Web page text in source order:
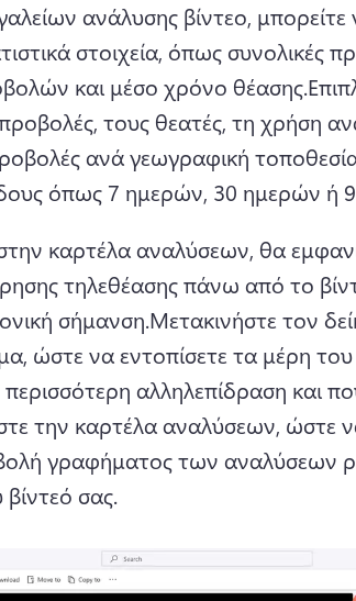
ανάλυσης βίντεο, μπορείτε
στοιχεία, όπως συνολικές
και μέσο χρόνο θέασης.
προβολές, τους θεατές, τη χρήση
ανά γεωγραφική
όπως 7 ημερών, 30 ημερών ή
καρτέλα αναλύσεων, θα
τηλεθέασης πάνω από το
σήμανση.Μετακινήστε τον
ώστε να εντοπίσετε τα μέρη
αλληλεπίδραση και
την καρτέλα αναλύσεων, ώστε
γραφήματος των αναλύσεων
σας.